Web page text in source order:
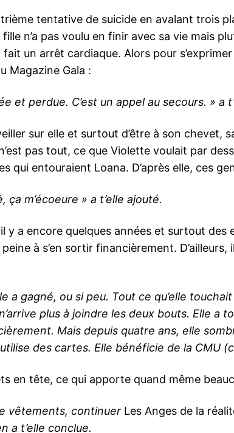
tentative de suicide en avalant trois
n’a pas voulu en finir avec sa vie mais
un arrêt cardiaque. Alors pour
Magazine Gala :
et perdue. C’est un appel au secours. » a
sur elle et surtout d’être à son chevet,
pas tout, ce que Violette voulait par
qui entouraient Loana. D’après elle, ces
m’écoeure » a t’elle ajouté.
a encore quelques années et surtout des
à s’en sortir financièrement.
a gagné, ou si peu. Tout ce qu’elle
plus à joindre les deux bouts. Elle a
Mais depuis quatre ans, elle
des cartes. Elle bénéficie de la CMU
en tête, ce qui apporte quand même
vêtements, continuer Les Anges de la
a t’elle conclue.